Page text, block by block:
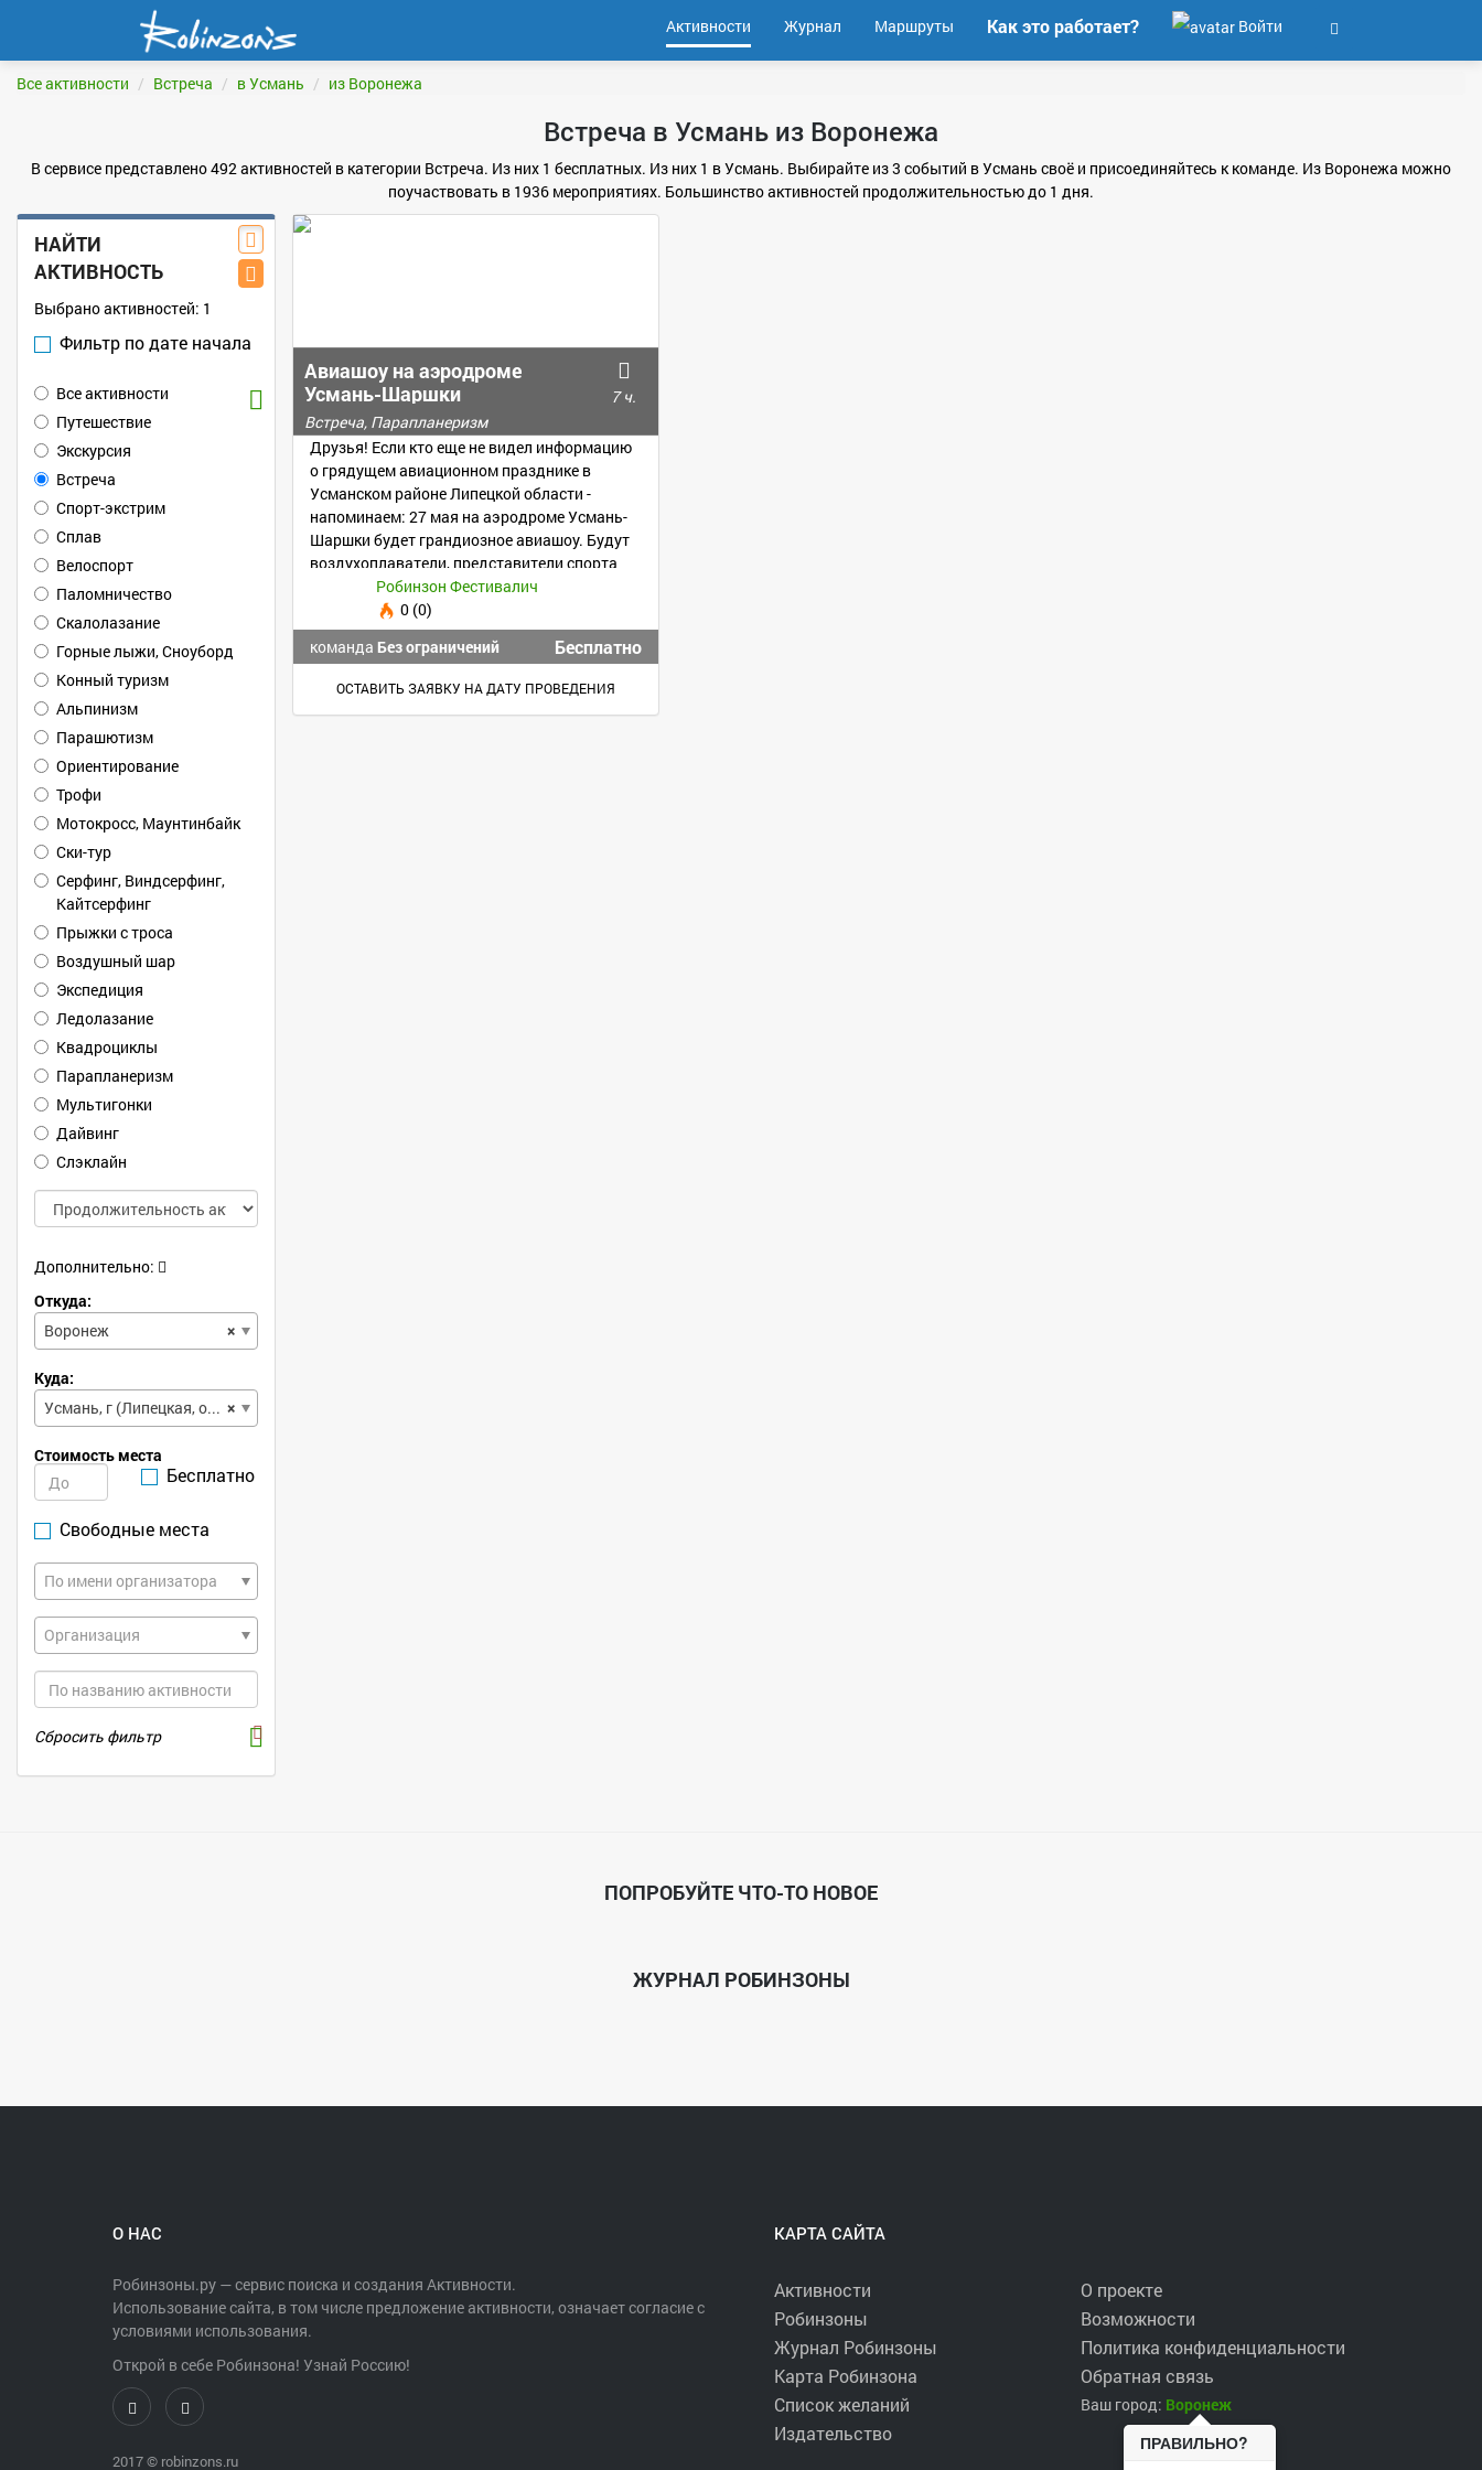
Активности Журнал Маршруты Как это работает? Войти
Все активности Встреча в Усмань из Воронежа
Встреча в Усмань из Воронежа
В сервисе представлено 492 активностей в категории Встреча. Из них 1 бесплатных. Из них 1 в Усмань. Выбирайте из 3 событий в Усмань своё и присоединяйтесь к команде. Из Воронежа можно
поучаствовать в 1936 мероприятиях. Большинство активностей продолжительностью до 1 дня.
НАЙТИ
АКТИВНОСТЬ
Выбрано активностей: 1
Фильтр по дате начала
Все активности
Путешествие
Экскурсия
Встреча
Спорт-экстрим
Сплав
Велоспорт
Паломничество
Скалолазание
Горные лыжи, Сноуборд
Конный туризм
Альпинизм
Парашютизм
Ориентирование
Трофи
Мотокросс, Маунтинбайк
Ски-тур
Серфинг, Виндсерфинг,
Кайтсерфинг
Прыжки с троса
Воздушный шар
Экспедиция
Ледолазание
Квадроциклы
Парапланеризм
Мультигонки
Дайвинг
Слэклайн
Дополнительно:
Откуда:
×
Воронеж
Куда:
×
Усмань, г (Липецкая, обл)
Стоимость места
Бесплатно
Свободные места
По имени организатора
Организация
Сбросить фильтр
Авиашоу на аэродроме
Усмань-Шаршки
7 ч.
Встреча, Парапланеризм
Друзья! Если кто еще не видел информацию
о грядущем авиационном празднике в
Усманском районе Липецкой области -
напоминаем: 27 мая на аэродроме Усмань-
Шаршки будет грандиозное авиашоу. Будут
воздухоплаватели, представители спорта
сверхлегкой авиации.
Робинзон Фестивалич
0 (0)
команда Без ограничений Бесплатно
ОСТАВИТЬ ЗАЯВКУ НА ДАТУ ПРОВЕДЕНИЯ
ПОПРОБУЙТЕ ЧТО-ТО НОВОЕ
ЖУРНАЛ РОБИНЗОНЫ
О НАС
Робинзоны.ру — сервис поиска и создания Активности.
Использование сайта, в том числе предложение активности, означает согласие с
условиями использования.
Открой в себе Робинзона! Узнай Россию!
КАРТА САЙТА
Активности
Робинзоны
Журнал Робинзоны
Карта Робинзона
Список желаний
Издательство
О проекте
Возможности
Политика конфиденциальности
Обратная связь
Ваш город: Воронеж
ПРАВИЛЬНО?
2017 © robinzons.ru